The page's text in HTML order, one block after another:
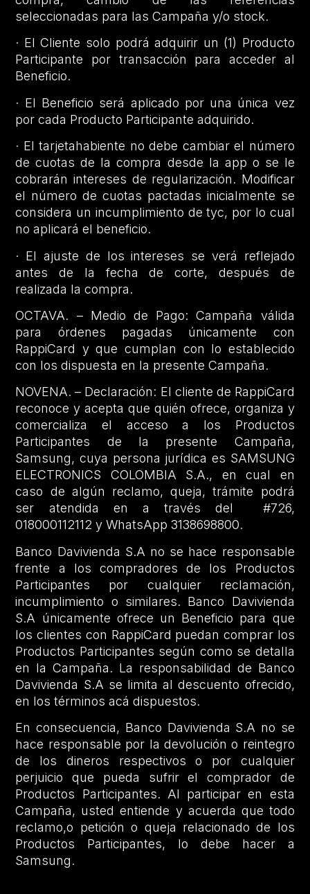
seleccionadas para las Campaña y/o stock.
· El Cliente solo podrá adquirir un (1) Producto
Participante por transacción para acceder al
Beneficio.
· El Beneficio será aplicado por una única vez
por cada Producto Participante adquirido.
· El tarjetahabiente no debe cambiar el número
de cuotas de la compra desde la app o se le
cobrarán intereses de regularización. Modificar
el número de cuotas pactadas inicialmente se
considera un incumplimiento de tyc, por lo cual
no aplicará el beneficio.
· El ajuste de los intereses se verá reflejado
antes de la fecha de corte, después de
realizada la compra.
OCTAVA. – Medio de Pago: Campaña válida
para órdenes pagadas únicamente con
RappiCard y que cumplan con lo establecido
con los dispuesta en la presente Campaña.
NOVENA. – Declaración: El cliente de RappiCard
reconoce y acepta que quién ofrece, organiza y
comercializa el acceso a los Productos
Participantes de la presente Campaña,
Samsung, cuya persona jurídica es SAMSUNG
ELECTRONICS COLOMBIA S.A., en cual en
caso de algún reclamo, queja, trámite podrá
ser atendida en a través del #726,
018000112112 y WhatsApp 3138698800.
Banco Davivienda S.A no se hace responsable
frente a los compradores de los Productos
Participantes por cualquier reclamación,
incumplimiento o similares. Banco Davivienda
S.A únicamente ofrece un Beneficio para que
los clientes con RappiCard puedan comprar los
Productos Participantes según como se detalla
en la Campaña. La responsabilidad de Banco
Davivienda S.A se limita al descuento ofrecido,
en los términos acá dispuestos.
En consecuencia, Banco Davivienda S.A no se
hace responsable por la devolución o reintegro
de los dineros respectivos o por cualquier
perjuicio que pueda sufrir el comprador de
Productos Participantes. Al participar en esta
Campaña, usted entiende y acuerda que todo
reclamo,o petición o queja relacionado de los
Productos Participantes, lo debe hacer a
Samsung.